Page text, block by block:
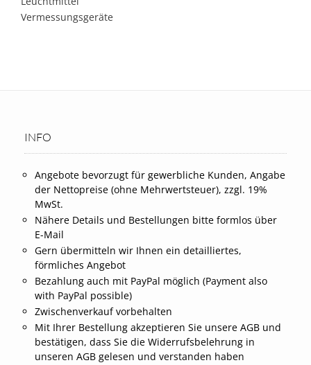
Vermessungsgeräte
INFO
Angebote bevorzugt für gewerbliche Kunden, Angabe
der Nettopreise (ohne Mehrwertsteuer), zzgl. 19%
MwSt.
Nähere Details und Bestellungen bitte formlos über
E-Mail
Gern übermitteln wir Ihnen ein detailliertes,
förmliches Angebot
Bezahlung auch mit PayPal möglich (Payment also
with PayPal possible)
Zwischenverkauf vorbehalten
Mit Ihrer Bestellung akzeptieren Sie unsere AGB und
bestätigen, dass Sie die Widerrufsbelehrung in
unseren AGB gelesen und verstanden haben